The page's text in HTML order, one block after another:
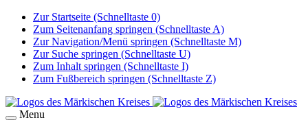
Zur Startseite (Schnelltaste 0)
Zum Seitenanfang springen (Schnelltaste A)
Zur Navigation/Menü springen (Schnelltaste M)
Zur Suche springen (Schnelltaste U)
Zum Inhalt springen (Schnelltaste I)
Zum Fußbereich springen (Schnelltaste Z)
Menu